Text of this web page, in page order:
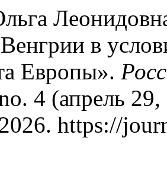
в
Европы».
4 (апрель
2026. https://